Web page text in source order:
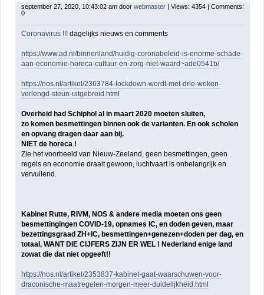
sluiten, zo komt Britse Variant binnen
september 27, 2020, 10:43:02 am door webmaster| Views: 4354 | Comments:
0
Coronavirus !!!dagelijks nieuws en comments
https://www.ad.nl/binnenland/huidig-coronabeleid-is-enorme-schade-
aan-economie-horeca-cultuur-en-zorg-niet-waard~ade0541b/
https://nos.nl/artikel/2363784-lockdown-wordt-met-drie-weken-
verlengd-steun-uitgebreid.html
Overheid had Schiphol al in maart 2020 moeten sluiten,
zo komen besmettingen binnen ook de varianten. En ook scholen
en opvang dragen daar aan bij.
NIET de horeca !
Zie het voorbeeld van Nieuw-Zeeland, geen besmettingen, geen
regels en economie draait gewoon, luchtvaart is onbelangrijk en
vervuilend.
Kabinet Rutte, RIVM, NOS & andere media moeten ons geen
besmettingingen COVID-19, opnames IC, en doden geven, maar
bezettingsgraad ZH+IC, besmettingen+genezen+doden per dag, en
totaal, WANT DIE CIJFERS ZIJN ER WEL ! Nederland enige land
zowat die dat niet opgeeft!!
https://nos.nl/artikel/2353837-kabinet-gaat-waarschuwen-voor-
draconische-maatregelen-morgen-meer-duidelijkheid.html